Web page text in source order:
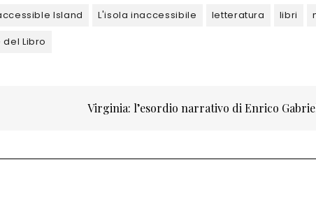
Island L'isola inaccessibile letteratura libri
del Libro
Virginia: l’esordio narrativo di Enrico